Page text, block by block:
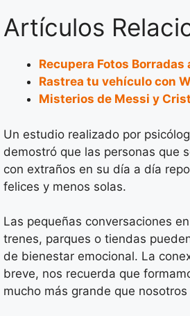
Artículos
Recupera Fotos
Rastrea tu vehículo con
Misterios de Messi y
Un estudio realizado por
demostró que las personas que
con extraños en su día a día
felices y menos solas.
Las pequeñas conversaciones
trenes, parques o tiendas
de bienestar emocional. La
breve, nos recuerda que
mucho más grande que nosotros